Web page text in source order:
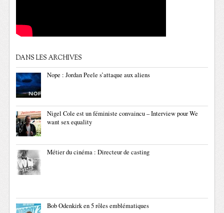
DANS LES ARCHIVES
Nope : Jordan Peele s’attaque aux aliens
Nigel Cole est un féministe convaincu – Interview pour We
want sex equality
Métier du cinéma : Directeur de casting
Bob Odenkirk en 5 rôles emblématiques